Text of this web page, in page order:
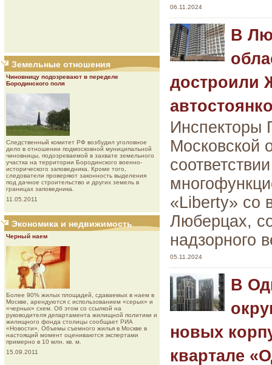
Земельные отношения
Чиновницу подозревают в переделе
Бородинского поля
Следственный комитет РФ возбудил уголовное
дело в отношении подмосковной муниципальной
чиновницы, подозреваемой в захвате земельного
участка на территории Бородинского военно-
исторического заповедника. Кроме того,
следователи проверяют законность выделения
под дачное строительство и других земель в
границах заповедника.
11.05.2011
Экономика и недвижимость
Черный наем
Более 90% жилых площадей, сдаваемых в наем в
Москве, арендуются с использованием «серых» и
«черных» схем. Об этом со ссылкой на
руководителя департамента жилищной политики и
жилищного фонда столицы сообщает РИА
«Новости». Объемы съемного жилья в Москве в
настоящий момент оцениваются экспертами
примерно в 10 млн. кв. м.
15.09.2011
06.11.2024
В
достроили
Инспекторы
Московской
«Liberty» со
Люберцах,
надзорного
05.11.2024
В
новых
квартале